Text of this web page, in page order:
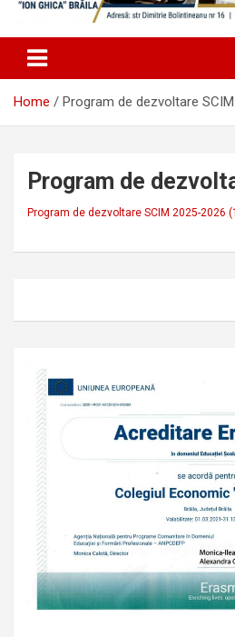
Home Program de dezvoltare SCIM
Program de
Program de dezvoltare SCIM 2025-2026